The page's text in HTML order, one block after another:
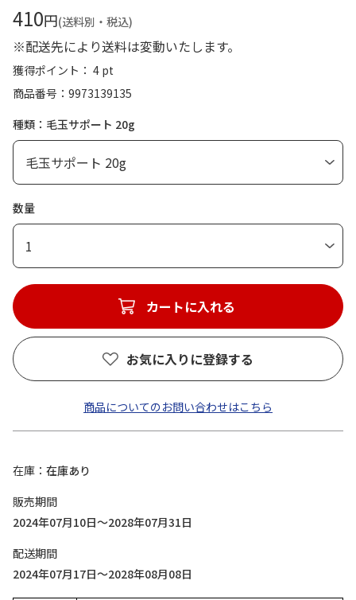
410円(送料別・税込)
※配送先により送料は変動いたします。
獲得ポイント： 4 pt
商品番号
9973139135
種類：毛玉サポート 20g
数量
1
カートに入れる
お気に入りに登録する
商品についてのお問い合わせはこちら
在庫
在庫あり
販売期間
2024年07月10日～2028年07月31日
配送期間
2024年07月17日～2028年08月08日